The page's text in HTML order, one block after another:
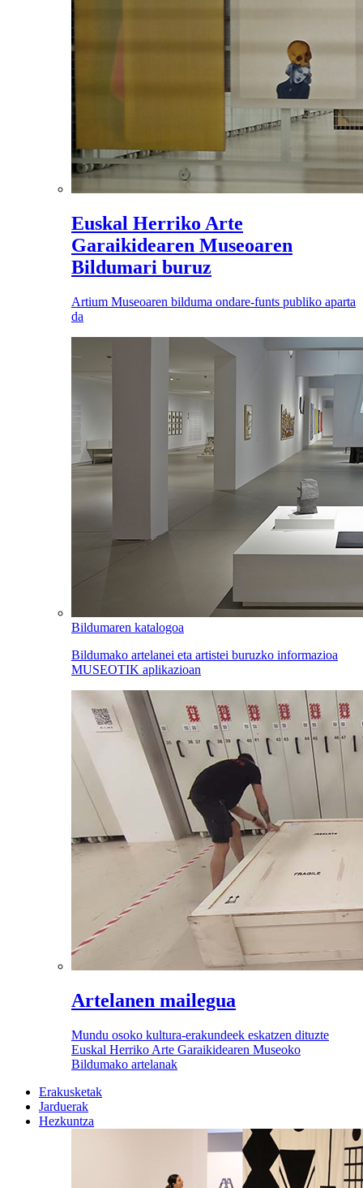
Euskal Herriko Arte
Garaikidearen Museoaren
Bildumari buruz
Artium Museoaren bilduma ondare-funts publiko aparta
da
Bildumaren katalogoa
Bildumako artelanei eta artistei buruzko informazioa
MUSEOTIK aplikazioan
Artelanen mailegua
Mundu osoko kultura-erakundeek eskatzen dituzte
Euskal Herriko Arte Garaikidearen Museoko
Bildumako artelanak
Erakusketak
Jarduerak
Hezkuntza